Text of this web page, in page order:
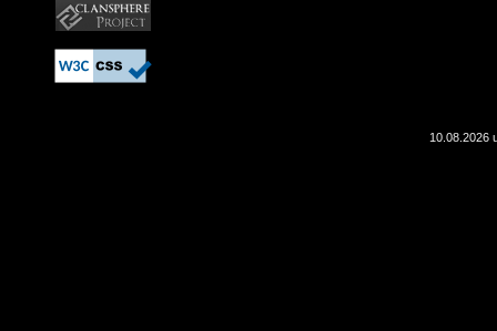
10.08.2026